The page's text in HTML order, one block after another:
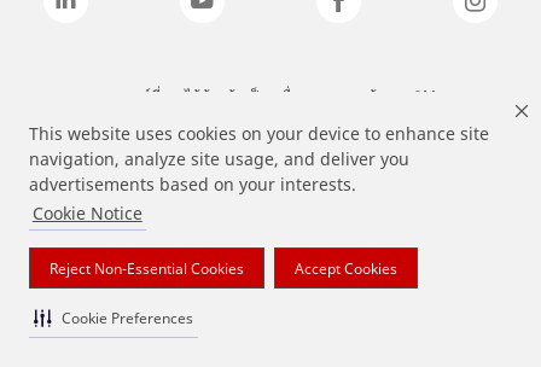
This website uses cookies on your device to enhance site
navigation, analyze site usage, and deliver you
advertisements based on your interests.
Cookie Notice
Reject Non-Essential Cookies Accept Cookies
Cookie Preferences
แบรนด์ที่ระบุไว้ข้างต้นเป็นเครื่องหมายการค้าของ 3M